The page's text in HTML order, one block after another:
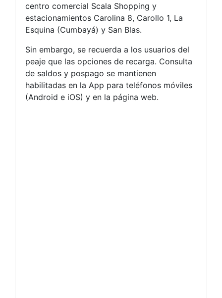
centro comercial Scala Shopping y
estacionamientos Carolina 8, Carollo 1, La
Esquina (Cumbayá) y San Blas.
Sin embargo, se recuerda a los usuarios del
peaje que las opciones de recarga. Consulta
de saldos y pospago se mantienen
habilitadas en la App para teléfonos móviles
(Android e iOS) y en la página web.